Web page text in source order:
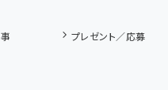
プレゼント／応募